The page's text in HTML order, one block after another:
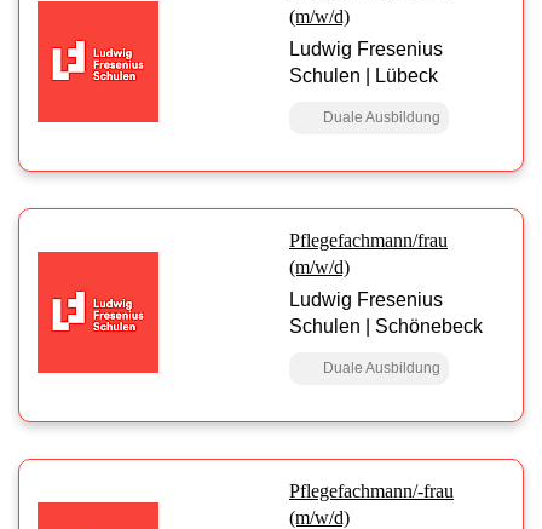
(m/w/d)
Ludwig Fresenius
Schulen | Lübeck
Duale Ausbildung
Pflegefachmann/frau
(m/w/d)
Ludwig Fresenius
Schulen | Schönebeck
Duale Ausbildung
Pflegefachmann/-frau
(m/w/d)